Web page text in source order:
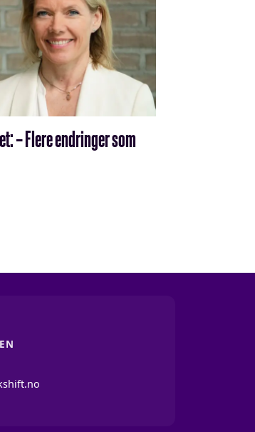
– Flere endringer som